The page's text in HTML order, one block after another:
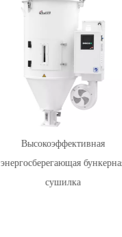
Высокоэффективная
энергосберегающая бункерная
сушилка